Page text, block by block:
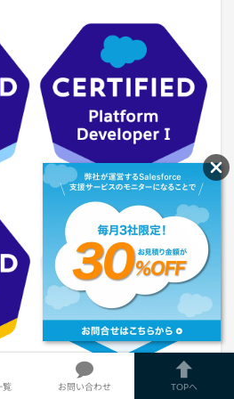
覧 お問い合わせ TOPへ